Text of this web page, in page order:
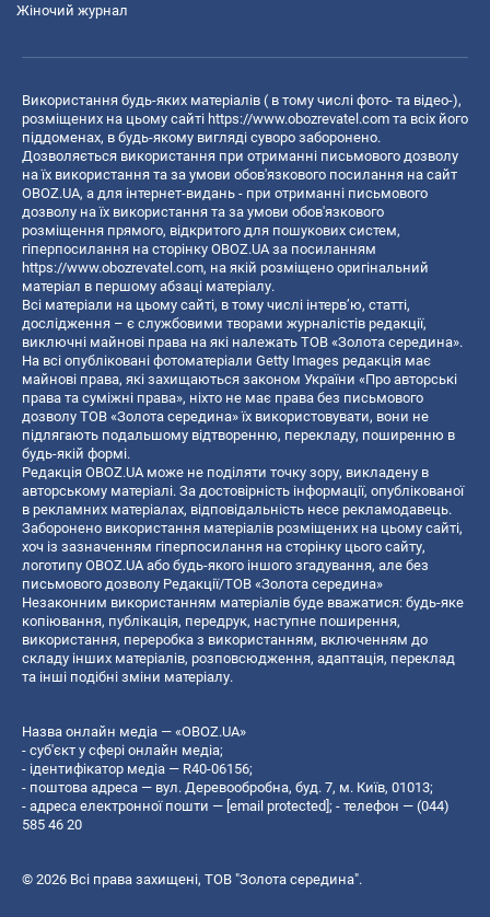
Жіночий журнал
Використання будь-яких матеріалів ( в тому числі фото- та відео-),
розміщених на цьому сайті https://www.obozrevatel.com та всіх його
піддоменах, в будь-якому вигляді суворо заборонено.
Дозволяється використання при отриманні письмового дозволу
на їх використання та за умови обов'язкового посилання на сайт
OBOZ.UA, а для інтернет-видань - при отриманні письмового
дозволу на їх використання та за умови обов'язкового
розміщення прямого, відкритого для пошукових систем,
гіперпосилання на сторінку OBOZ.UA за посиланням
https://www.obozrevatel.com, на якій розміщено оригінальний
матеріал в першому абзаці матеріалу.
Всі матеріали на цьому сайті, в тому числі інтерв’ю, статті,
дослідження – є службовими творами журналістів редакції,
виключні майнові права на які належать ТОВ «Золота середина».
На всі опубліковані фотоматеріали Getty Images редакція має
майнові права, які захищаються законом України «Про авторські
права та суміжні права», ніхто не має права без письмового
дозволу ТОВ «Золота середина» їх використовувати, вони не
підлягають подальшому відтворенню, перекладу, поширенню в
будь-якій формі.
Редакція OBOZ.UA може не поділяти точку зору, викладену в
авторському матеріалі. За достовірність інформації, опублікованої
в рекламних матеріалах, відповідальність несе рекламодавець.
Заборонено використання матеріалів розміщених на цьому сайті,
хоч із зазначенням гіперпосилання на сторінку цього сайту,
логотипу OBOZ.UA або будь-якого іншого згадування, але без
письмового дозволу Редакції/ТОВ «Золота середина»
Незаконним використанням матеріалів буде вважатися: будь-яке
копiювання, публiкацiя, передрук, наступне поширення,
використання, переробка з використанням, включенням до
складу інших матеріалів, розповсюдження, адаптація, переклад
та інші подібні зміни матеріалу.
Назва онлайн медіа — «OBOZ.UA»
- суб'єкт у сфері онлайн медіа;
- ідентифікатор медіа — R40-06156;
- поштова адреса — вул. Деревообробна, буд. 7, м. Київ, 01013;
- адреса електронної пошти — [email protected]; - телефон — (044)
585 46 20
© 2026 Всі права захищені, ТОВ "Золота середина".